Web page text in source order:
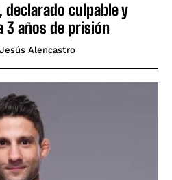
declarado culpable y
3 años de prisión
Jesús Alencastro